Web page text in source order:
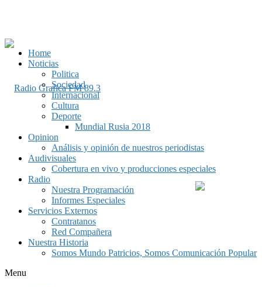
Home
Noticias
Politica
Sociedad
Internacional
Cultura
Deporte
Mundial Rusia 2018
Opinion
Análisis y opinión de nuestros periodistas
Audivisuales
Cobertura en vivo y producciones especiales
Radio
Nuestra Programación
Informes Especiales
Servicios Externos
Contratanos
Red Compañera
Nuestra Historia
Somos Mundo Patricios, Somos Comunicación Popular
Menu